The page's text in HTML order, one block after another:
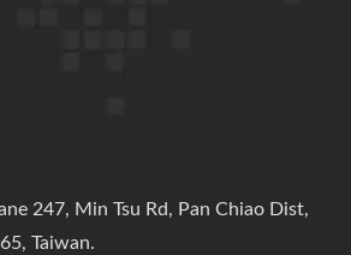
247, Min Tsu Rd, Pan Chiao Dist,
Taiwan.